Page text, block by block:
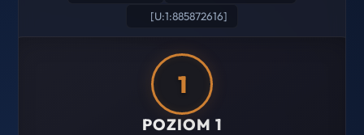
[U:1:885872616]
1
POZIOM 1